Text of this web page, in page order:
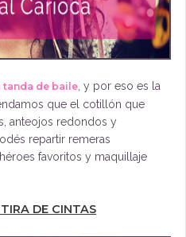
tanda de baile, y por eso es la
que el cotillón que
anteojos redondos y
repartir remeras
favoritos y maquillaje
DE CINTAS